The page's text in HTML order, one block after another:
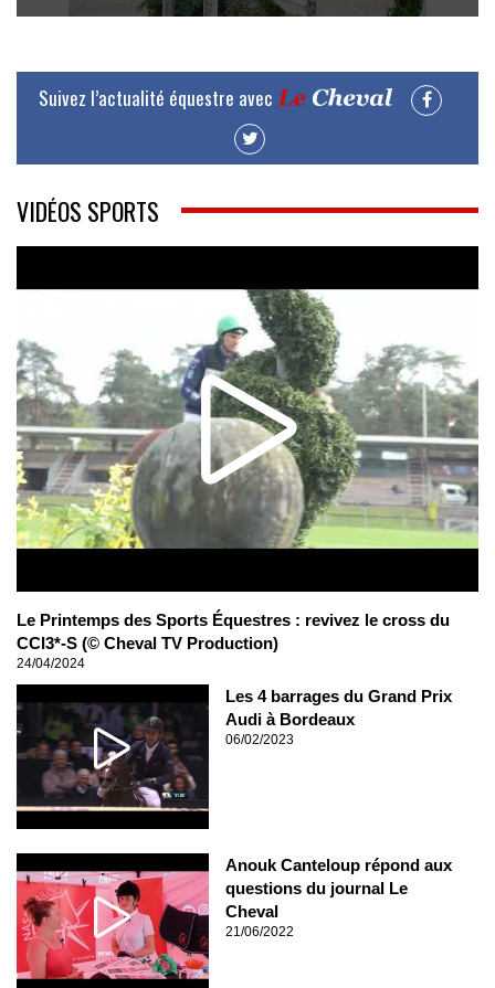
Suivez l’actualité équestre avec
VIDÉOS SPORTS
Le Printemps des Sports Équestres : revivez le cross du
CCI3*-S (© Cheval TV Production)
24/04/2024
Les 4 barrages du Grand Prix
Audi à Bordeaux
06/02/2023
Anouk Canteloup répond aux
questions du journal Le
Cheval
21/06/2022